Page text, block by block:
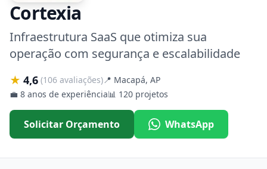
Cortexia
Infraestrutura SaaS que otimiza sua
operação com segurança e escalabilidade
★ 4,6 (106 avaliações)📍 Macapá, AP
💼 8 anos de experiência📊 120 projetos
Solicitar Orçamento WhatsApp